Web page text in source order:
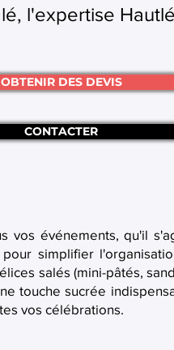
l'expertise
OBTENIR DES DEVIS
CONTACTER
vos événements, qu'il
simplifier
salés (mini-pâtés,
touche sucrée
vos célébrations.